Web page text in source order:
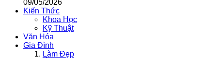
09/05/2026
Kiến Thức
Khoa Học
Kỹ Thuật
Văn Hóa
Gia Đình
Làm Đẹp